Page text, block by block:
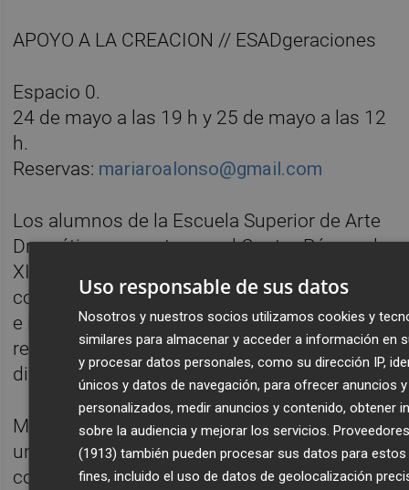
APOYO A LA CREACION // ESADgeraciones
Espacio 0.
24 de mayo a las 19 h y 25 de mayo a las 12
h.
Reservas: mariaroalonso@gmail.com
Los alumnos de la Escuela Superior de Arte
Dramático presentan en el Centro Párraga la
XIV edición del proyecto 'ESADgeraciones',
con el objetivo de dar a conocer sus trabajos
e investigaciones a través de la
representación de diversos montajes de
diferentes géneros y lenguajes escénicos.
Mi hermana acaba de tener un hijo nace de
un conflicto real: Maria, autora y personaje
convierte su dolor en trama.¿En que
Uso responsable de sus datos
Nosotros y nuestros socios utilizamos cookies y
similares para almacenar y acceder a información en
y procesar datos personales, como su dirección IP,
únicos y datos de navegación, para ofrecer anuncios
personalizados, medir anuncios y contenido, obtener
sobre la audiencia y mejorar los servicios.
(1913) también pueden procesar sus datos para
fines, incluido el uso de datos de geolocalización